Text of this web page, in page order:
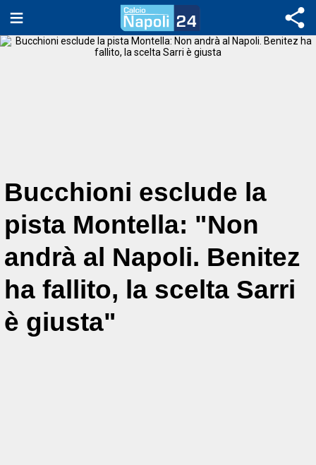
Bucchioni esclude la
pista Montella: "Non
andrà al Napoli. Benitez
ha fallito, la scelta Sarri
è giusta"